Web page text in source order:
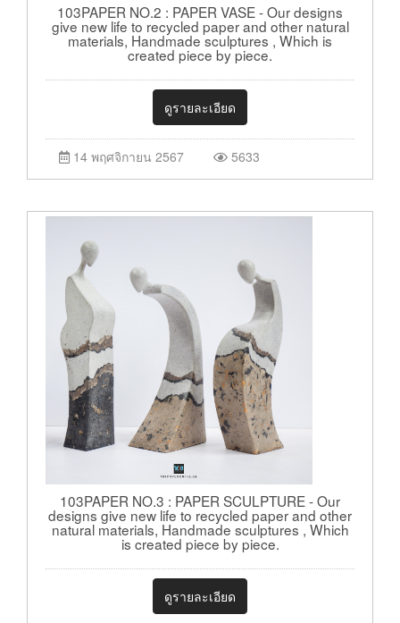
103PAPER NO.2 : PAPER VASE - Our designs
give new life to recycled paper and other natural
materials, Handmade sculptures , Which is
created piece by piece.
ดูรายละเอียด
14 พฤศจิกายน 2567 5633
103PAPER NO.3 : PAPER SCULPTURE - Our
designs give new life to recycled paper and other
natural materials, Handmade sculptures , Which
is created piece by piece.
ดูรายละเอียด